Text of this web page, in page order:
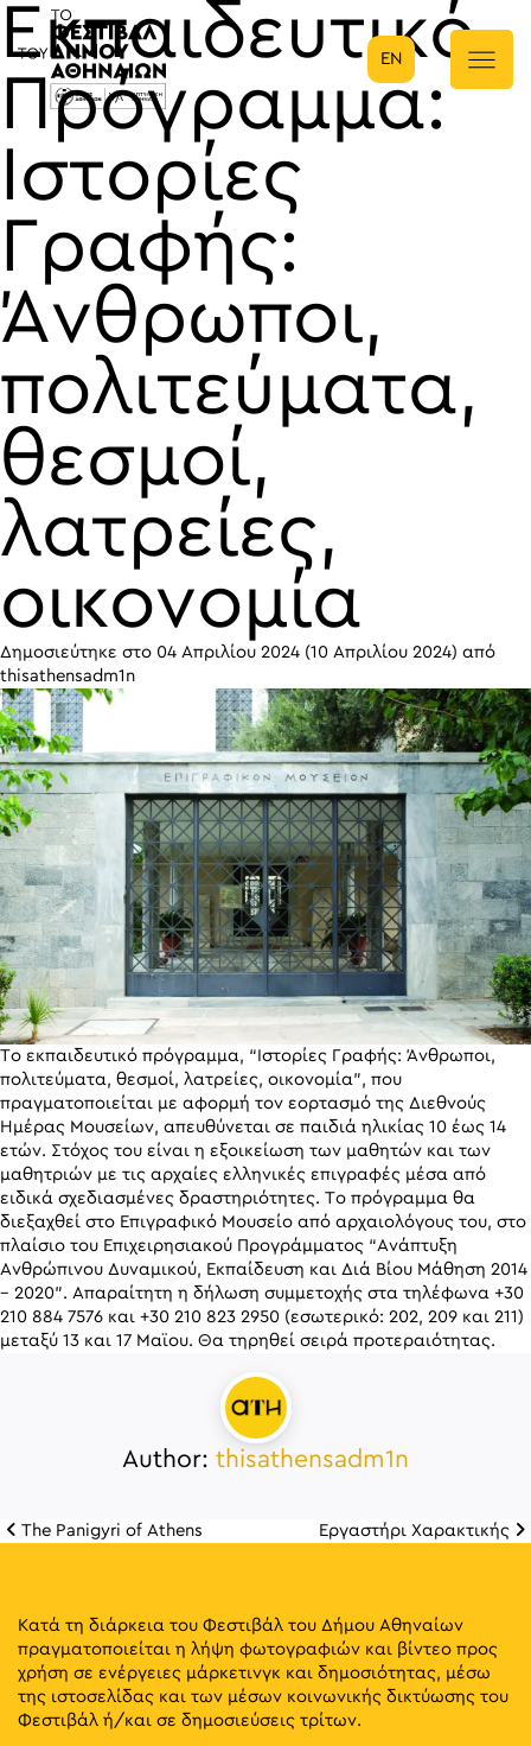
Κύρια πλοήγηση
EN
Εκπαιδευτικό
Πρόγραμμα:
Ιστορίες
Γραφής:
Άνθρωποι,
πολιτεύματα,
θεσμοί,
λατρείες,
οικονομία
Δημοσιεύτηκε στο 04 Απριλίου 2024 (10 Απριλίου 2024) από
thisathensadm1n
Το εκπαιδευτικό πρόγραμμα, “Ιστορίες Γραφής: Άνθρωποι,
πολιτεύματα, θεσμοί, λατρείες, οικονομία”, που
πραγματοποιείται με αφορμή τον εορτασμό της Διεθνούς
Ημέρας Μουσείων, απευθύνεται σε παιδιά ηλικίας 10 έως 14
ετών. Στόχος του είναι η εξοικείωση των μαθητών και των
μαθητριών με τις αρχαίες ελληνικές επιγραφές μέσα από
ειδικά σχεδιασμένες δραστηριότητες. Tο πρόγραμμα θα
διεξαχθεί στο Επιγραφικό Μουσείο από αρχαιολόγους του, στο
πλαίσιο του Επιχειρησιακού Προγράμματος “Ανάπτυξη
Ανθρώπινου Δυναμικού, Εκπαίδευση και Διά Βίου Μάθηση 2014
– 2020”. Απαραίτητη η δήλωση συμμετοχής στα τηλέφωνα +30
210 884 7576 και +30 210 823 2950 (εσωτερικό: 202, 209 και 211)
μεταξύ 13 και 17 Μαϊου. Θα τηρηθεί σειρά προτεραιότητας.
Author: thisathensadm1n
Πλοήγηση
The Panigyri of Athens Εργαστήρι Χαρακτικής
Κατά τη διάρκεια του Φεστιβάλ του Δήμου Αθηναίων
πραγματοποιείται η λήψη φωτογραφιών και βίντεο προς
χρήση σε ενέργειες μάρκετινγκ και δημοσιότητας, μέσω
της ιστοσελίδας και των μέσων κοινωνικής δικτύωσης του
Φεστιβάλ ή/και σε δημοσιεύσεις τρίτων.